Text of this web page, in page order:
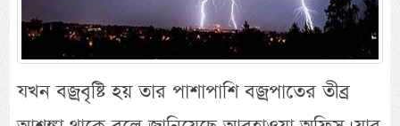
যখন বজ্রবৃষ্টি হয় তার পাশাপাশি বজ্রপাতের তীব্র